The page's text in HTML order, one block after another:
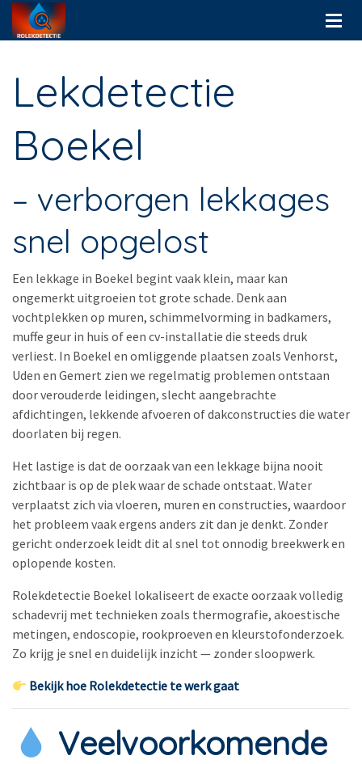
Lekdetectie
Boekel
– verborgen lekkages
snel opgelost
Een lekkage in Boekel begint vaak klein, maar kan
ongemerkt uitgroeien tot grote schade. Denk aan
vochtplekken op muren, schimmelvorming in badkamers,
muffe geur in huis of een cv-installatie die steeds druk
verliest. In Boekel en omliggende plaatsen zoals Venhorst,
Uden en Gemert zien we regelmatig problemen ontstaan
door verouderde leidingen, slecht aangebrachte
afdichtingen, lekkende afvoeren of dakconstructies die water
doorlaten bij regen.
Het lastige is dat de oorzaak van een lekkage bijna nooit
zichtbaar is op de plek waar de schade ontstaat. Water
verplaatst zich via vloeren, muren en constructies, waardoor
het probleem vaak ergens anders zit dan je denkt. Zonder
gericht onderzoek leidt dit al snel tot onnodig breekwerk en
oplopende kosten.
Rolekdetectie Boekel lokaliseert de exacte oorzaak volledig
schadevrij met technieken zoals thermografie, akoestische
metingen, endoscopie, rookproeven en kleurstofonderzoek.
Zo krijg je snel en duidelijk inzicht — zonder sloopwerk.
Bekijk hoe Rolekdetectie te werk gaat
Veelvoorkomende